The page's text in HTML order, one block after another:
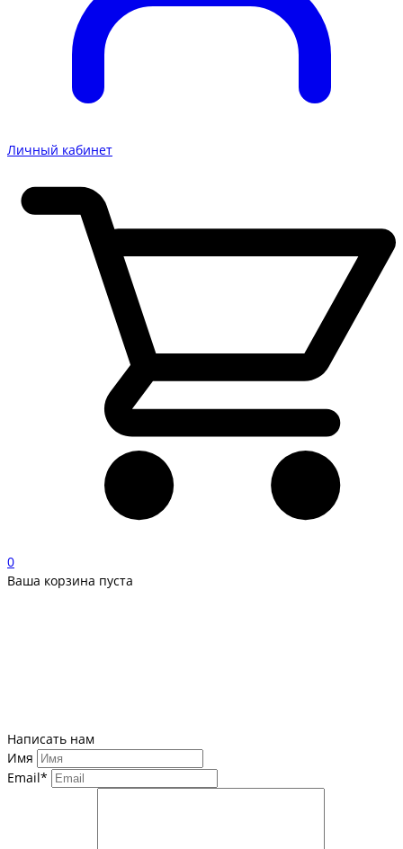
Личный кабинет
0
Ваша корзина пуста
Написать нам
Имя
Email*